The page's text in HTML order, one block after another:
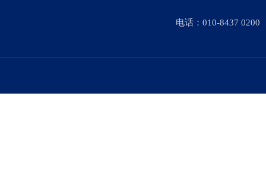
电话：010-8437 0200